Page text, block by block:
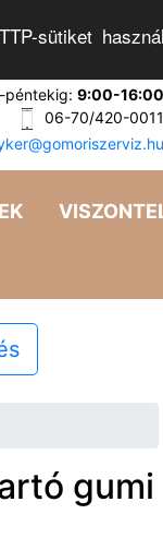
sütiket
péntekig: 9:00-16:00
06-70/420-0011
gumi